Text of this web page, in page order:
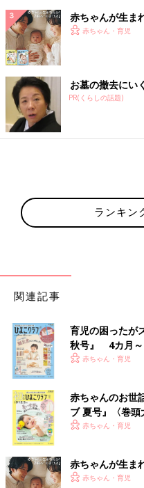
赤ちゃんが生ま
赤ちゃん・育児
お墓の撤去にい
PR(くらしの話題)
ランキン
関連記事
育児の困ったが
秋号』 4カ月～
いっぱい！
赤ちゃん・育児
赤ちゃんのお世
ブ 夏号』〈巻
く！ おっぱい・
赤ちゃん・育児
赤ちゃんが生ま
赤ちゃん・育児